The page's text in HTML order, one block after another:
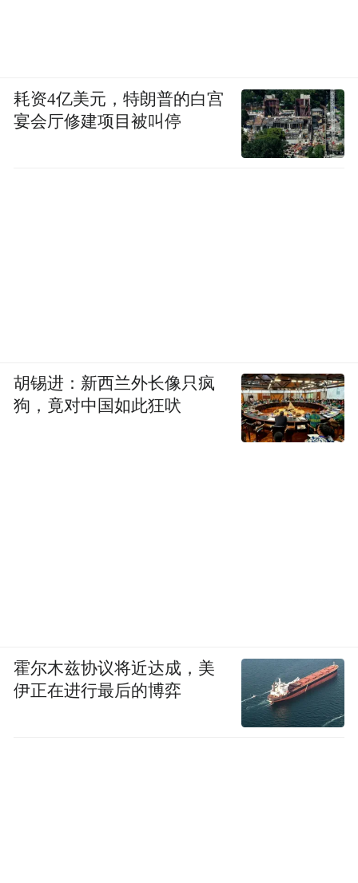
耗资4亿美元，特朗普的白宫
宴会厅修建项目被叫停
胡锡进：新西兰外长像只疯
狗，竟对中国如此狂吠
霍尔木兹协议将近达成，美
伊正在进行最后的博弈